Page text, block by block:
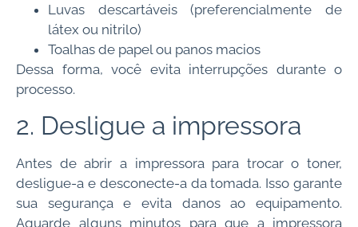
Luvas descartáveis (preferencialmente de
látex ou nitrilo)
Toalhas de papel ou panos macios
Dessa forma, você evita interrupções durante o
processo.
2. Desligue a impressora
Antes de abrir a impressora para trocar o toner,
desligue-a e desconecte-a da tomada. Isso garante
sua segurança e evita danos ao equipamento.
Aguarde alguns minutos para que a impressora